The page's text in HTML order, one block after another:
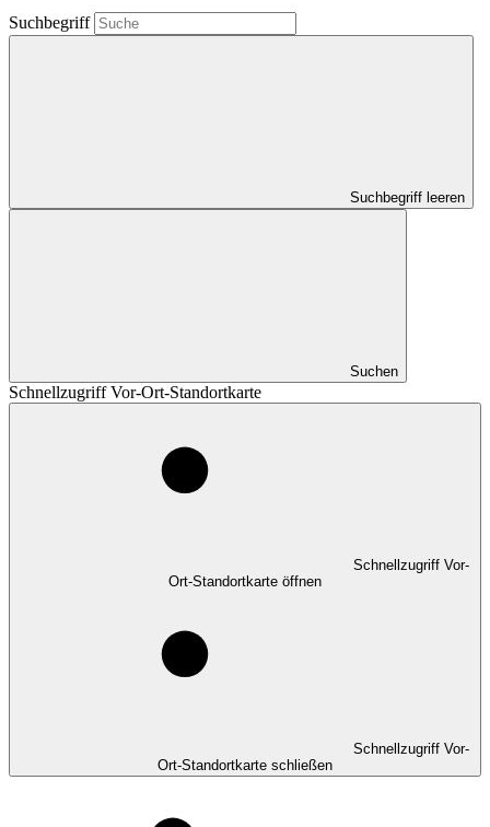
Suchbegriff
Suchbegriff leeren
Suchen
Schnellzugriff Vor-Ort-Standortkarte
Schnellzugriff Vor-
Ort-Standortkarte öffnen
Schnellzugriff Vor-
Ort-Standortkarte schließen